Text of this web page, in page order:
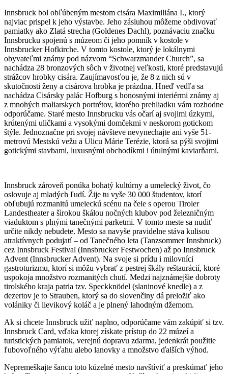
Innsbruck bol obľúbeným mestom cisára Maximiliána I., ktorý
najviac prispel k jeho výstavbe. Jeho zásluhou môžeme obdivovať
pamiatky ako Zlatá strecha (Goldenes Dachl), poznávaciu značku
Innsbrucku spojenú s múzeom či jeho pomník v kostole v
Innsbrucker Hofkirche. V tomto kostole, ktorý je lokálnymi
obyvateľmi známy pod názvom “Schwarzmander Church”, sa
nachádza 28 bronzových sôch v životnej veľkosti, ktoré predstavujú
strážcov hrobky cisára. Zaujímavosťou je, že 8 z nich sú v
skutočnosti ženy a cisárova hrobka je prázdna. Hneď vedľa sa
nachádza Cisársky palác Hofburg s honosnými interiérmi známy aj
z mnohých maliarskych portrétov, ktorého prehliadku vám rozhodne
odporúčame. Staré mesto Innsbrucku vás očarí aj svojimi úzkymi,
krútenými uličkami a vysokými domčekmi v neskorom gotickom
štýle. Jednoznačne pri svojej návšteve nevynechajte ani vyše 51-
metrovú Mestskú vežu a Ulicu Márie Terézie, ktorá sa pýši svojimi
gotickými stavbami, luxusnými obchodíkmi i útulnými kaviarňami.
Innsbruck zároveň ponúka bohatý kultúrny a umelecký život, čo
oslovuje aj mladých ľudí. Žije tu vyše 30 000 študentov, ktorí
obľubujú rozmanitú umeleckú scénu na čele s operou Tiroler
Landestheater a širokou škálou nočných klubov pod železničným
viaduktom s plnými tanečnými parketmi. V tomto meste sa nudiť
určite nikdy nebudete. Mesto sa navyše pravidelne stáva kulisou
atraktívnych podujatí – od Tanečného leta (Tanzsommer Innsbruck)
cez Innsbruck Festival (Innsbrucker Festwochen) až po Innsbruck
Advent (Innsbrucker Advent). Na svoje si prídu i milovníci
gastroturizmu, ktorí si môžu vybrať z pestrej škály reštaurácií, ktoré
uspokoja množstvo rozmanitých chutí. Medzi najznámejšie dobroty
tirolského kraja patria tzv. Speckknödel (slaninové knedle) a z
dezertov je to Strauben, ktorý sa do slovenčiny dá preložiť ako
volániky či lievikový koláč a je plnený lahodným džemom.
Ak si chcete Innsbruck užiť naplno, odporúčame vám zakúpiť si tzv.
Innsbruck Card, vďaka ktorej získate prístup do 22 múzeí a
turistických pamiatok, verejnú dopravu zdarma, jedenkrát použitie
ľubovoľného výťahu alebo lanovky a množstvo ďalších výhod.
Nepremeškajte šancu toto kúzelné mesto navštíviť a preskúmať jeho